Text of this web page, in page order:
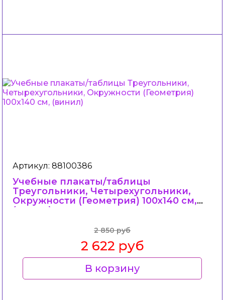
Артикул: 88100386
Учебные плакаты/таблицы
Треугольники, Четырехугольники,
Окружности (Геометрия) 100x140 см,
(винил)
2 850 руб
2 622 руб
В корзину